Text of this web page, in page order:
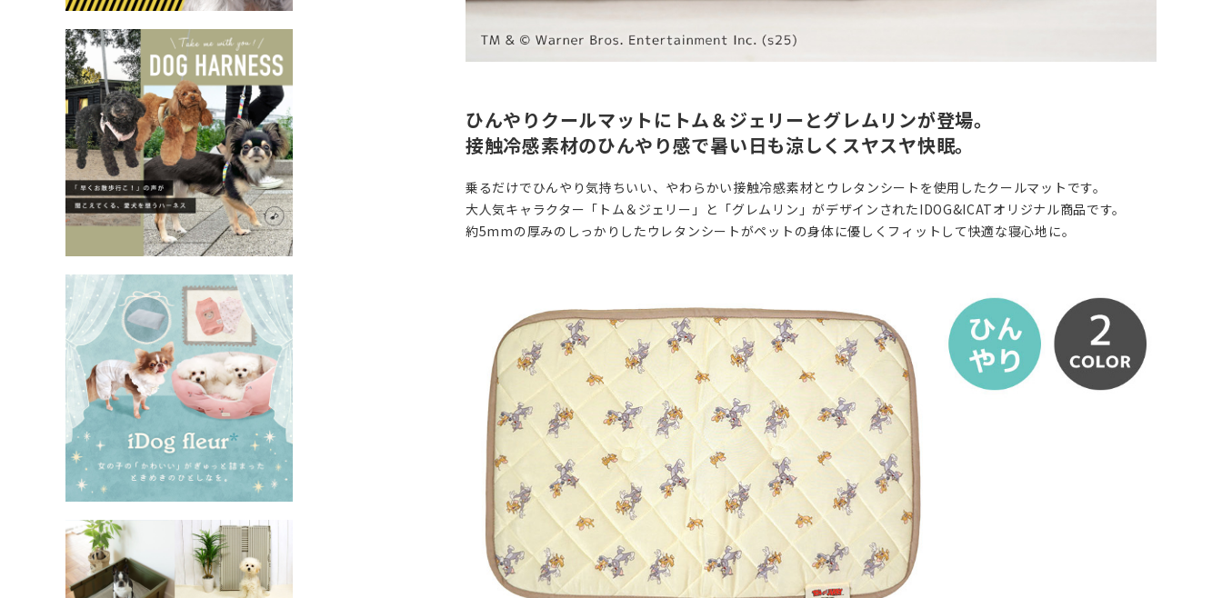
ひんやりクールマットにトム＆ジェリーとグレムリンが登場。
接触冷感素材のひんやり感で暑い日も涼しくスヤスヤ快眠。
乗るだけでひんやり気持ちいい、やわらかい接触冷感素材とウレタンシートを使用したクールマットです。
大人気キャラクター「トム＆ジェリー」と「グレムリン」がデザインされたIDOG&ICATオリジナル商品です。
約5mmの厚みのしっかりしたウレタンシートがペットの身体に優しくフィットして快適な寝心地に。